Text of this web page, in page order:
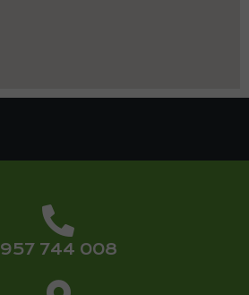
957 744 008